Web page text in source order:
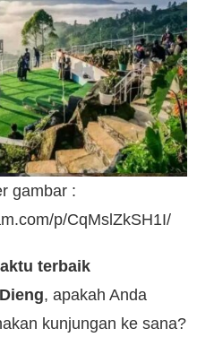
gambar :
p/CqMslZkSH1I/
terbaik
, apakah Anda
kunjungan ke sana?